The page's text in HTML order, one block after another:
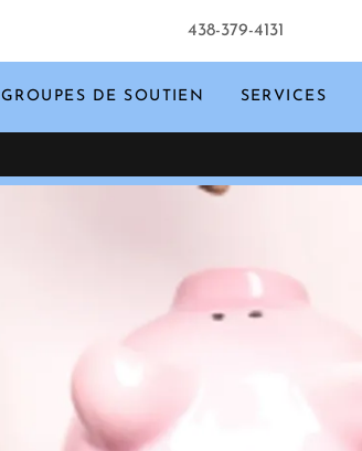
438-379-4131
GROUPES DE SOUTIEN SERVICES